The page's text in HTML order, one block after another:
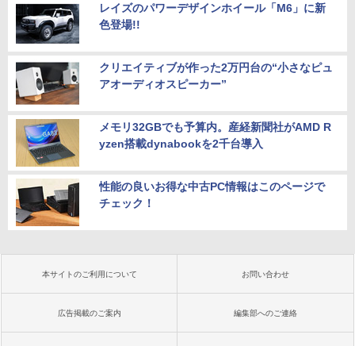
レイズのパワーデザインホイール「M6」に新
色登場!!
クリエイティブが作った2万円台の“小さなピュ
アオーディオスピーカー”
メモリ32GBでも予算内。産経新聞社がAMD R
yzen搭載dynabookを2千台導入
性能の良いお得な中古PC情報はこのページで
チェック！
本サイトのご利用について お問い合わせ
広告掲載のご案内 編集部へのご連絡